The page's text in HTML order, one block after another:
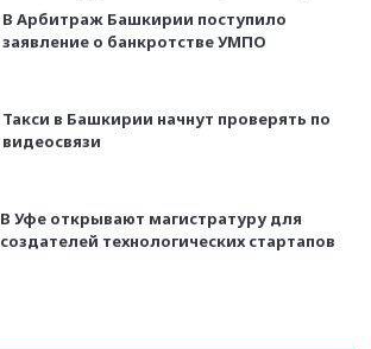
В Арбитраж Башкирии поступило
заявление о банкротстве УМПО
Такси в Башкирии начнут проверять по
видеосвязи
В Уфе открывают магистратуру для
создателей технологических стартапов